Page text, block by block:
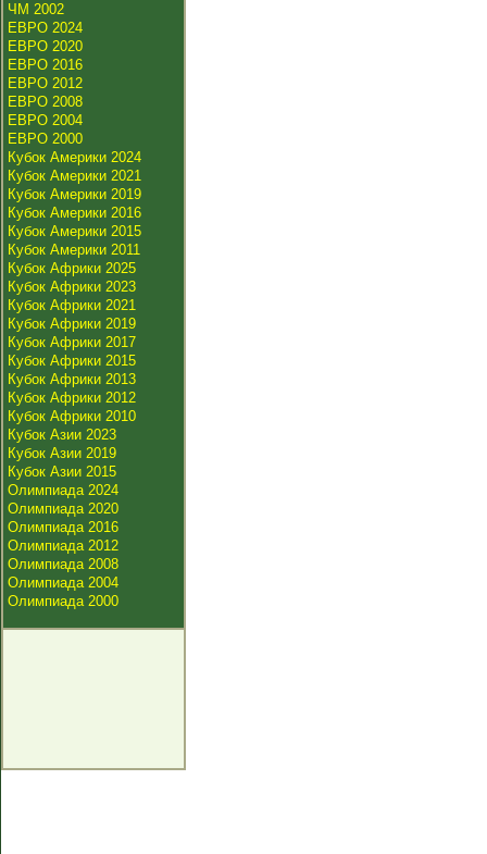
ЧМ 2002
ЕВРО 2024
ЕВРО 2020
ЕВРО 2016
ЕВРО 2012
ЕВРО 2008
ЕВРО 2004
ЕВРО 2000
Кубок Америки 2024
Кубок Америки 2021
Кубок Америки 2019
Кубок Америки 2016
Кубок Америки 2015
Кубок Америки 2011
Кубок Африки 2025
Кубок Африки 2023
Кубок Африки 2021
Кубок Африки 2019
Кубок Африки 2017
Кубок Африки 2015
Кубок Африки 2013
Кубок Африки 2012
Кубок Африки 2010
Кубок Азии 2023
Кубок Азии 2019
Кубок Азии 2015
Олимпиада 2024
Олимпиада 2020
Олимпиада 2016
Олимпиада 2012
Олимпиада 2008
Олимпиада 2004
Олимпиада 2000